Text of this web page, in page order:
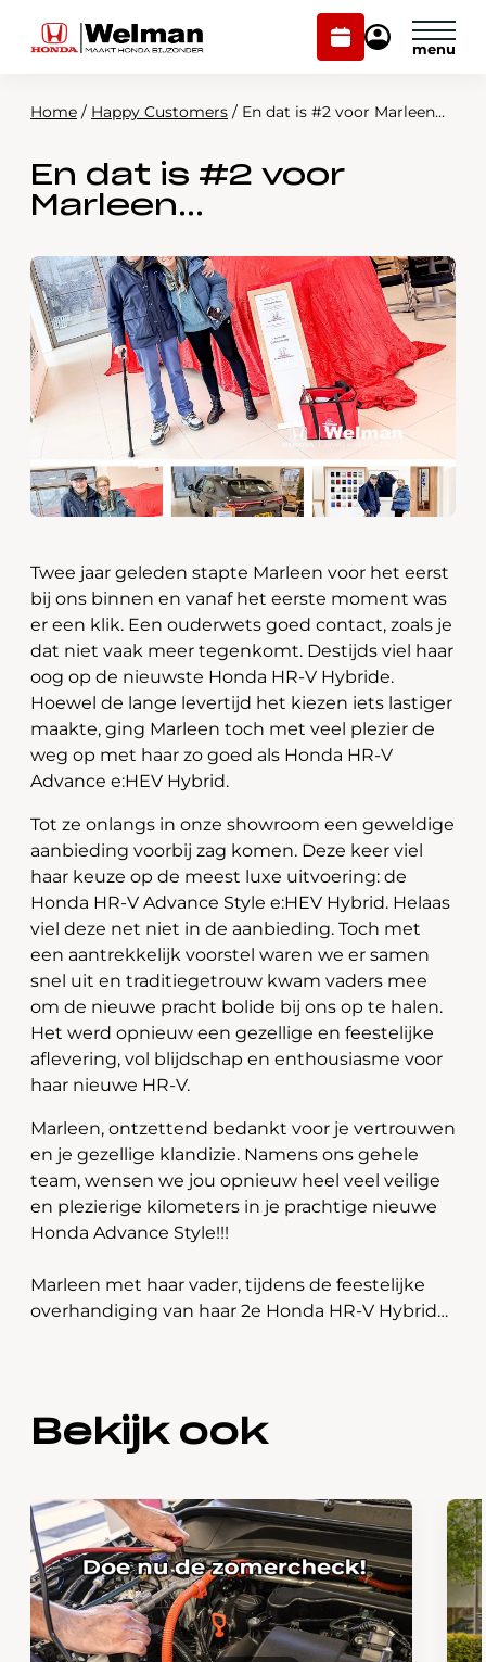
Plan
onderhoud
Mijn
Modellen
Voorraad
Over ons
Webshop
Contact
Plan onderhoud
Home / Happy Customers / En dat is #2 voor Marleen…
En dat is #2 voor
Marleen…
Twee jaar geleden stapte Marleen voor het eerst
bij ons binnen en vanaf het eerste moment was
er een klik. Een ouderwets goed contact, zoals je
dat niet vaak meer tegenkomt. Destijds viel haar
oog op de nieuwste Honda HR-V Hybride.
Hoewel de lange levertijd het kiezen iets lastiger
maakte, ging Marleen toch met veel plezier de
weg op met haar zo goed als Honda HR-V
Advance e:HEV Hybrid.
Tot ze onlangs in onze showroom een geweldige
aanbieding voorbij zag komen. Deze keer viel
haar keuze op de meest luxe uitvoering: de
Honda HR-V Advance Style e:HEV Hybrid. Helaas
viel deze net niet in de aanbieding. Toch met
een aantrekkelijk voorstel waren we er samen
snel uit en traditiegetrouw kwam vaders mee
om de nieuwe pracht bolide bij ons op te halen.
Het werd opnieuw een gezellige en feestelijke
aflevering, vol blijdschap en enthousiasme voor
haar nieuwe HR-V.
Marleen, ontzettend bedankt voor je vertrouwen
en je gezellige klandizie. Namens ons gehele
team, wensen we jou opnieuw heel veel veilige
en plezierige kilometers in je prachtige nieuwe
Honda Advance Style!!!
Marleen met haar vader, tijdens de feestelijke
overhandiging van haar 2e Honda HR-V Hybrid…
Bekijk ook